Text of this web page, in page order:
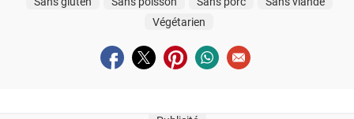
Végétarien
Partager sur facebook
Partager sur twitter
Partager sur pinterest
Partager sur whatsapp
Envoyer à un ami